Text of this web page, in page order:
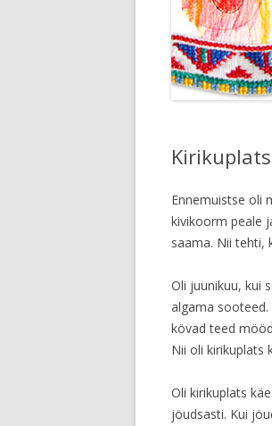
Ennemuistse oli
kivikoorm peale
saama. Nii tehti,
Oli juunikuu, kui
algama
kövad teed
Nii oli kirikuplats
Oli kirikuplats
jöudsasti. Kui